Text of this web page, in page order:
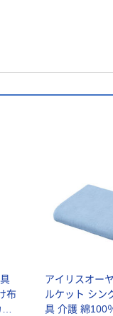
布
アイリスオー
ルケット シン
具 介護 綿100